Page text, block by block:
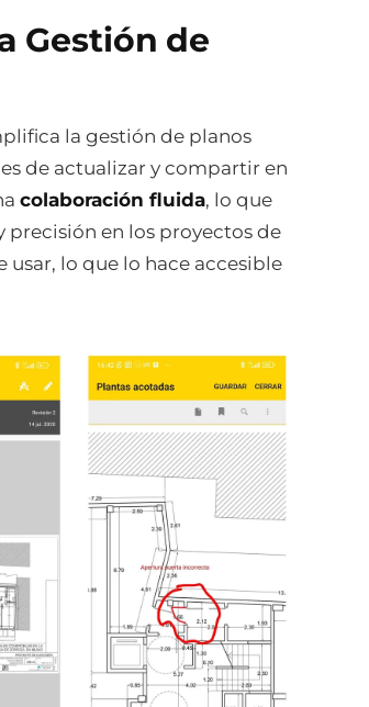
Gestión de
la gestión de planos
de actualizar y compartir en
colaboración fluida, lo que
precisión en los proyectos de
lo que lo hace accesible